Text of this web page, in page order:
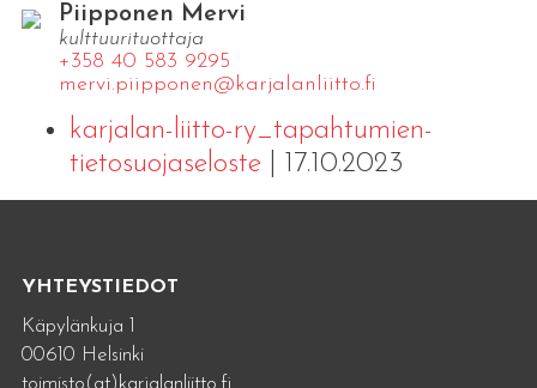
Piipponen Mervi
kulttuurituottaja
+358 40 583 9295
mervi.​piipponen@​kar​jala​nlii​tto.​fi
karjalan-liitto-ry_tapahtumien-
tietosuojaseloste| 17.10.2023
YHTEYSTIEDOT
Käpylänkuja 1
00610 Helsinki